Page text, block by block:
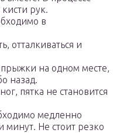
рук.
в
отталкиваться и
прыжки на одном месте,
назад.
пятка не становится
медленно
минут. Не стоит резко